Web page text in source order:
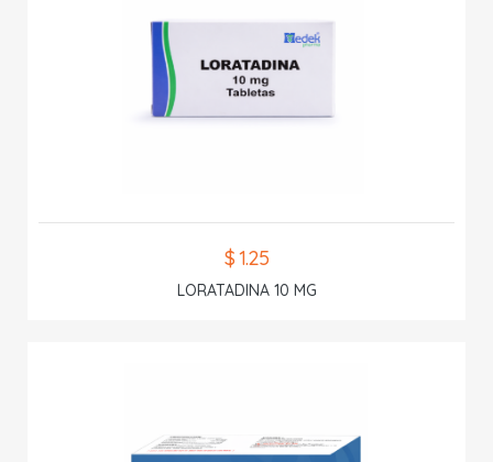
$ 1.25
LORATADINA 10 MG